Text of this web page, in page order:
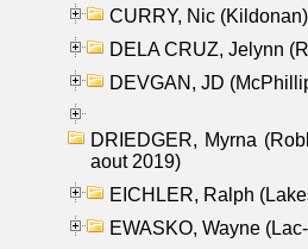
CURRY, Nic (Kildonan)
DELA CRUZ, Jelynn
DEVGAN, JD
DRIEDGER, Myrna
aout 2019)
EICHLER, Ralph
EWASKO, Wayne